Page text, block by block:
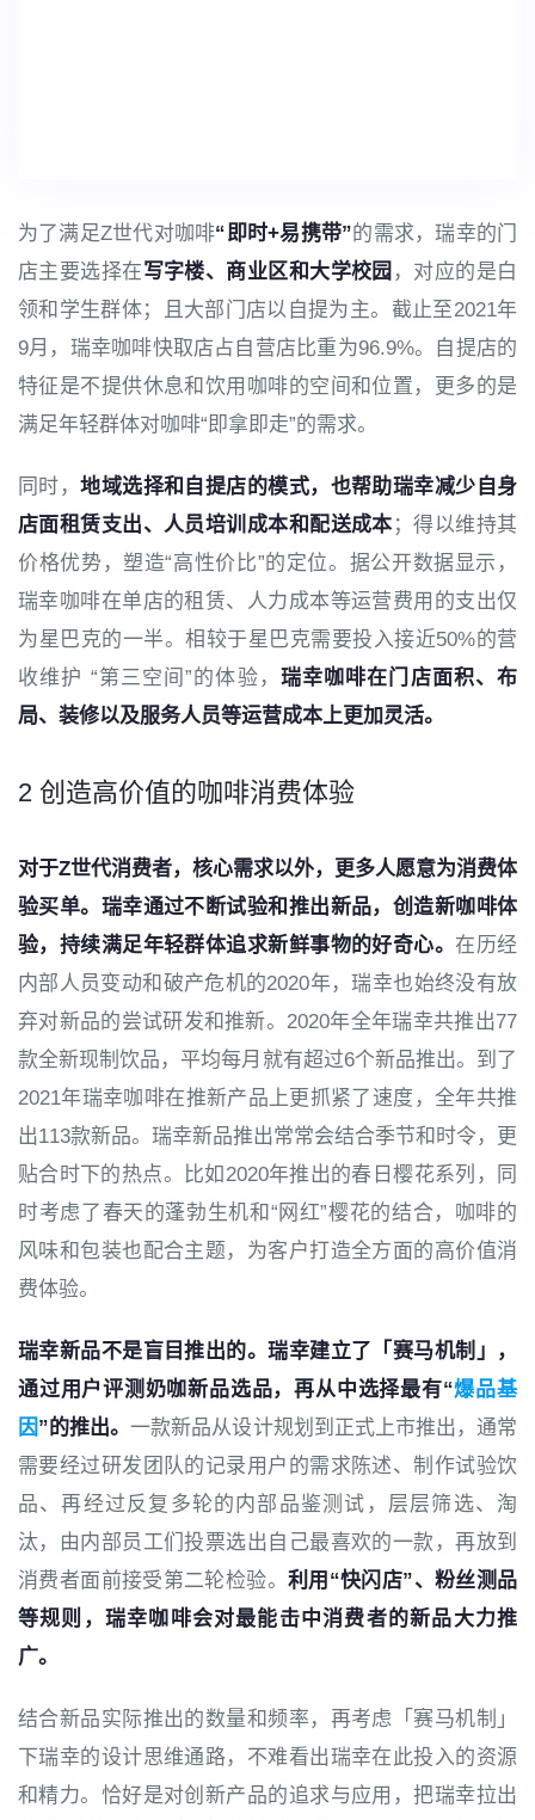
为了满足Z世代对咖啡“即时+易携带”的需求，瑞幸的门
店主要选择在写字楼、商业区和大学校园 ，对应的是白
领和学生群体；且大部门店以自提为主。截止至2021年
9月，瑞幸咖啡快取店占自营店比重为96.9%。自提店的
特征是不提供休息和饮用咖啡的空间和位置，更多的是
满足年轻群体对咖啡“即拿即走”的需求。
同时，地域选择和自提店的模式，也帮助瑞幸减少自身
店面租赁支出、人员培训成本和配送成本 ；得以维持其
价格优势，塑造“高性价比”的定位。据公开数据显示，
瑞幸咖啡在单店的租赁、人力成本等运营费用的支出仅
为星巴克的一半。相较于星巴克需要投入接近50%的营
收维护 “第三空间”的体验， 瑞幸咖啡在门店面积、布
局、装修以及服务人员等运营成本上更加灵活。
2 创造高价值的咖啡消费体验
对于Z世代消费者，核心需求以外，更多人愿意为消费体
验买单。瑞幸通过不断试验和推出新品，创造新咖啡体
验，持续满足年轻群体追求新鲜事物的好奇心。在历经
内部人员变动和破产危机的2020年，瑞幸也始终没有放
弃对新品的尝试研发和推新。2020年全年瑞幸共推出77
款全新现制饮品，平均每月就有超过6个新品推出。到了
2021年瑞幸咖啡在推新产品上更抓紧了速度，全年共推
出113款新品。瑞幸新品推出常常会结合季节和时令，更
贴合时下的热点。比如2020年推出的春日樱花系列，同
时考虑了春天的蓬勃生机和“网红”樱花的结合，咖啡的
风味和包装也配合主题，为客户打造全方面的高价值消
费体验。
瑞幸新品不是盲目推出的。瑞幸建立了「赛马机制」，
通过用户评测奶咖新品选品，再从中选择最有“爆品基
因 ”的推出。一款新品从设计规划到正式上市推出，通常
需要经过研发团队的记录用户的需求陈述、制作试验饮
品、再经过反复多轮的内部品鉴测试，层层筛选、淘
汰，由内部员工们投票选出自己最喜欢的一款，再放到
消费者面前接受第二轮检验。 利用“快闪店”、粉丝测品
等规则，瑞幸咖啡会对最能击中消费者的新品大力推
广。
结合新品实际推出的数量和频率，再考虑「赛马机制」
下瑞幸的设计思维通路，不难看出瑞幸在此投入的资源
和精力。恰好是对创新产品的追求与应用，把瑞幸拉出